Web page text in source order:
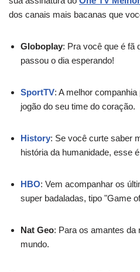
dos canais mais bacanas que
Globoplay: Pra você que é fã
passou o dia esperando!
SportTV: A melhor
jogão do seu time do coração.
History: Se você curte saber
história da humanidade, esse
HBO: Vem acompanhar os
super badaladas, tipo "Game
Nat Geo: Para os amantes da
mundo.